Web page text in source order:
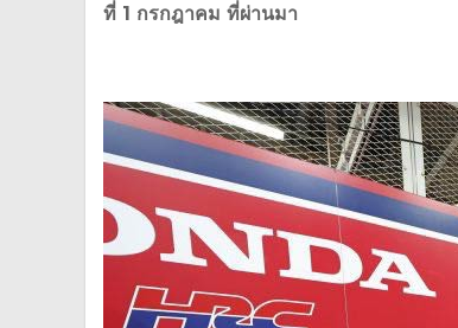
ที่ 1 กรกฎาคม ที่ผ่านมา